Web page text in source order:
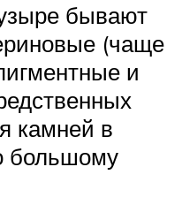
бывают
(чаще
и
камней в
большому